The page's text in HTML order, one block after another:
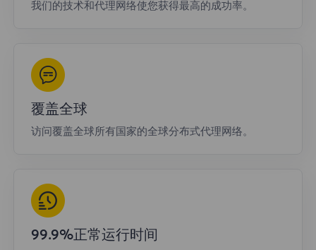
我们的技术和代理网络使您获得最高的成功率。
覆盖全球
访问覆盖全球所有国家的全球分布式代理网络。
99.9%正常运行时间